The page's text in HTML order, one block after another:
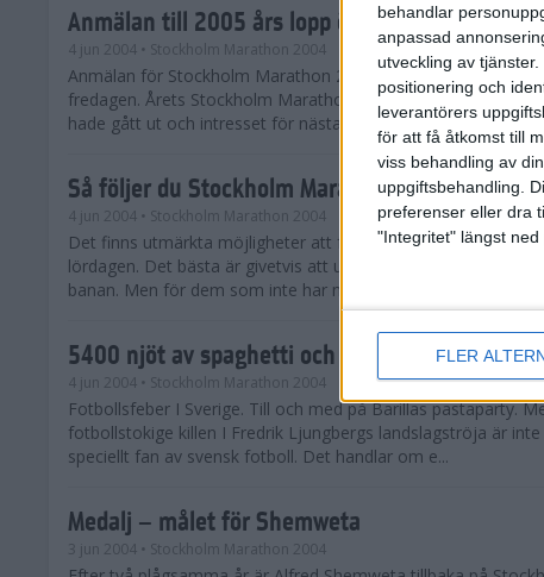
behandlar
anpassad
utveckling av tjänster.
positionering och
leverantörers
för att få åtkomst till
viss behandling av
uppgiftsbehandling.
preferenser eller dra
"Integritet" längst ned
FLER
Anmälan till 2005 års lopp öppen
4 jun 2004 • Stockholm Marathon 2004
Anmälan för Stockholm Marathon 2005 öppnade officiellt
fredagen. Årets Stockholm Marathon blev fullt redan innan
hade gått ut och intresset för nästa års lopp lördagen den 4
Så följer du Stockholm Marathon
4 jun 2004 • Stockholm Marathon 2004
Det finns utmärkta möjligheter att följa Stockholm Marathon
lördagen. Det bästa är givetvis att uppleva loppet som
banan. Men för dem som inte har möjlighet att vara på plats i
5400 njöt av spaghetti och sol
4 jun 2004 • Stockholm Marathon 2004
Fotbollsfeber I Sverige. Till och med på Barillas pastaparty.
fotbollstokige killen I Fredrik Ljungbergs landslagströja är
speciellt fan av svensk fotboll. Det handlar om e...
Medalj – målet för Shemweta
3 jun 2004 • Stockholm Marathon 2004